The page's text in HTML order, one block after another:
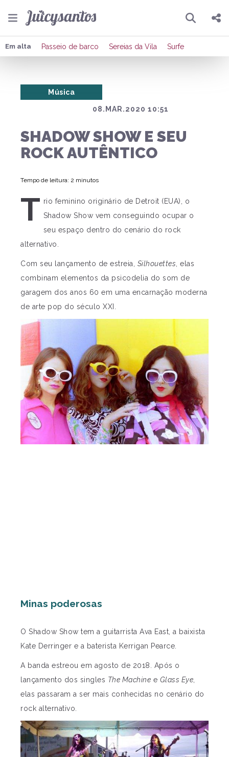
Pesquisar
Compartilhar
Publicar no X
Em alta Passeio de barco Sereias da Vila Surfe
08.MAR.2020 10:51
Música
SHADOW SHOW E SEU
ROCK AUTÊNTICO
Tempo de leitura: 2 minutos
T rio feminino originário de Detroit (EUA), o
Shadow Show vem conseguindo ocupar o
seu espaço dentro do cenário do rock
alternativo.
Com seu lançamento de estreia, Silhouettes , elas
combinam elementos da psicodelia do som de
garagem dos anos 60 em uma encarnação moderna
de arte pop do século XXI.
Minas poderosas
O Shadow Show tem a guitarrista Ava East, a baixista
Kate Derringer e a baterista Kerrigan Pearce.
A banda estreou em agosto de 2018. Após o
lançamento dos singles The Machine e Glass Eye
elas passaram a ser mais conhecidas no cenário do
rock alternativo.